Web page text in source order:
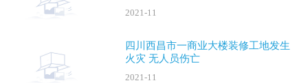
2021-11
四川西昌市一商业大楼装修工地发生
火灾 无人员伤亡
2021-11